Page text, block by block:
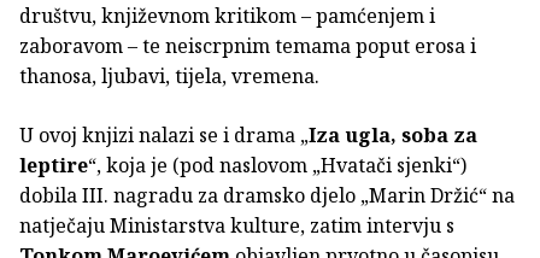
društvu, književnom kritikom – pamćenjem i
zaboravom – te neiscrpnim temama poput erosa i
thanosa, ljubavi, tijela, vremena.
U ovoj knjizi nalazi se i drama „Iza ugla, soba za
leptire“, koja je (pod naslovom „Hvatači sjenki“)
dobila III. nagradu za dramsko djelo „Marin Držić“ na
natječaju Ministarstva kulture, zatim intervju s